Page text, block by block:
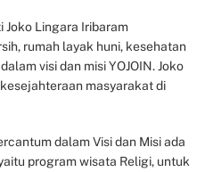
Joko Lingara Iribaram
rumah layak huni, kesehatan
visi dan misi YOJOIN. Joko
masyarakat di
dalam Visi dan Misi ada
program wisata Religi, untuk